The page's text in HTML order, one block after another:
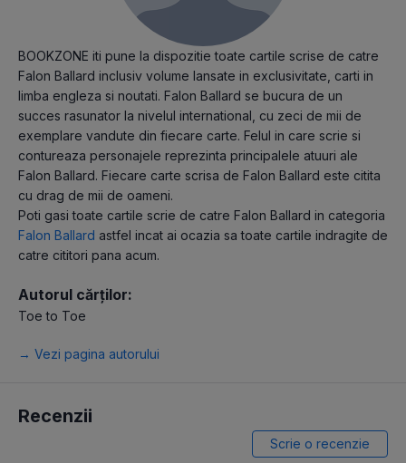
BOOKZONE iti pune la dispozitie toate cartile scrise de catre
Falon Ballard inclusiv volume lansate in exclusivitate, carti in
limba engleza si noutati. Falon Ballard se bucura de un
succes rasunator la nivelul international, cu zeci de mii de
exemplare vandute din fiecare carte. Felul in care scrie si
contureaza personajele reprezinta principalele atuuri ale
Falon Ballard. Fiecare carte scrisa de Falon Ballard este citita
cu drag de mii de oameni.
Poti gasi toate cartile scrie de catre Falon Ballard in categoria
Falon Ballard astfel incat ai ocazia sa toate cartile indragite de
catre cititori pana acum.
Autorul cărților:
Toe to Toe
→ Vezi pagina autorului
Recenzii
Scrie o recenzie